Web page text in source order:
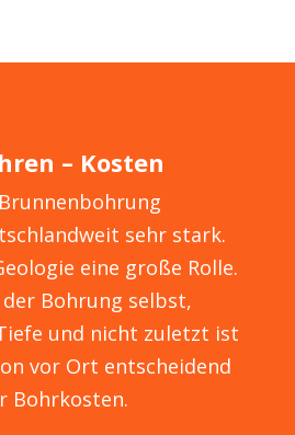
– Kosten
sehr stark.
eine große Rolle.
Bohrung selbst,
und nicht zuletzt ist
vor Ort entscheidend
Bohrkosten.